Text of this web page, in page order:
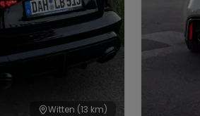
Witten (13 km)